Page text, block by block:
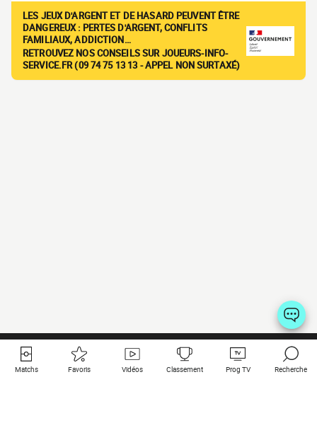
LES JEUX D'ARGENT ET DE HASARD PEUVENT ÊTRE
DANGEREUX : PERTES D'ARGENT, CONFLITS
FAMILIAUX, ADDICTION…
RETROUVEZ NOS CONSEILS SUR JOUEURS-INFO-
SERVICE.FR (09 74 75 13 13 - APPEL NON SURTAXÉ)
Matchs Favoris Vidéos Classement Prog TV Recherche